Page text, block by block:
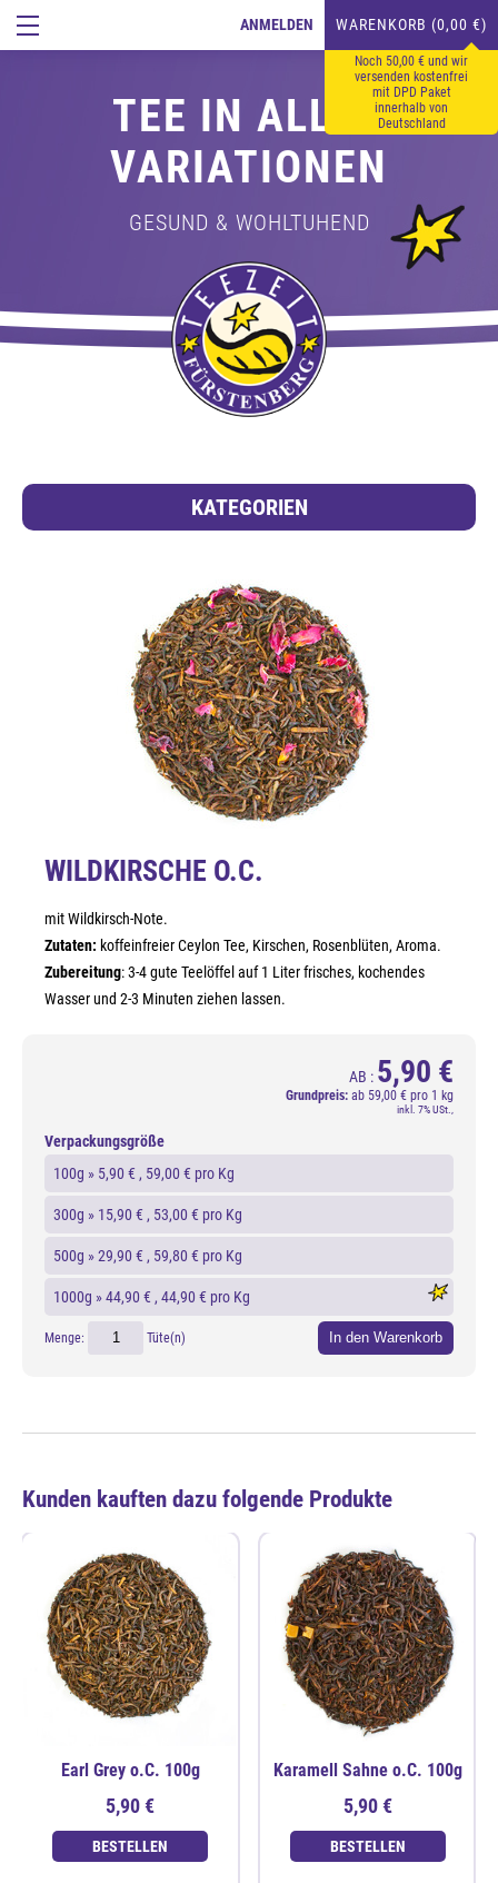
ANMELDEN WARENKORB (0,00 €)
Noch 50,00 € und wir
versenden kostenfrei
mit DPD Paket
innerhalb von
Deutschland
TEE IN ALLEN
VARIATIONEN
GESUND & WOHLTUHEND
KATEGORIEN
WILDKIRSCHE O.C.
mit Wildkirsch-Note.
Zutaten: koffeinfreier Ceylon Tee, Kirschen, Rosenblüten, Aroma.
Zubereitung: 3-4 gute Teelöffel auf 1 Liter frisches, kochendes
Wasser und 2-3 Minuten ziehen lassen.
AB : 5,90 €
Grundpreis: ab 59,00 € pro 1 kg
inkl. 7% USt.,
Verpackungsgröße
100g » 5,90 € , 59,00 € pro Kg
300g » 15,90 € , 53,00 € pro Kg
500g »29,90 € , 59,80 € pro Kg
1000g »44,90 € , 44,90 € pro Kg
Menge: Tüte(n) In den Warenkorb
Kunden kauften dazu folgende Produkte
Earl Grey o.C. 100g
5,90 €
BESTELLEN
Karamell Sahne o.C. 100g
5,90 €
BESTELLEN